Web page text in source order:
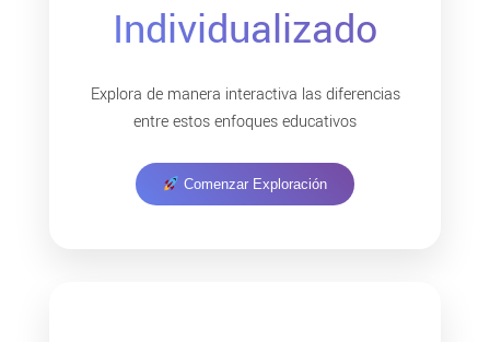
Individualizado
Explora de manera interactiva las diferencias
entre estos enfoques educativos
Comenzar Exploración